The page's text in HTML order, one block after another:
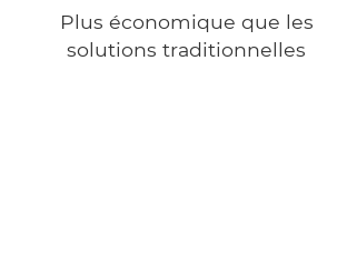
Plus économique que les
solutions traditionnelles